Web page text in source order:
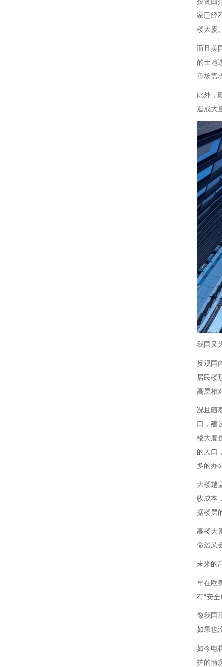
家已经
楼大厦
而且美
的土地
市场需
此外，
造成大
我国又
反观国
居民楼
高层相
况且随
口，建
楼大厦
的人口
多的办
大楼越
收成本
据楼层
高楼大
命运又
未来的
早在欧
有“安
像我国
如果也
如今电
护的情